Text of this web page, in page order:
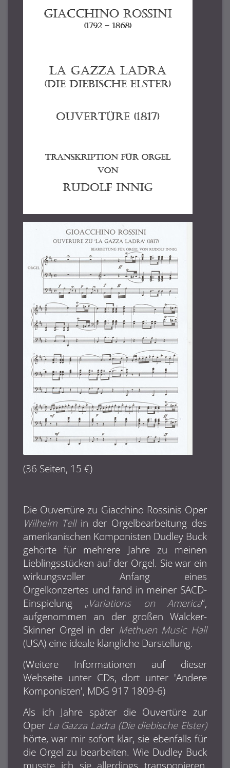
(36 Seiten, 15 €)
Die Ouvertüre zu Giacchino Rossinis Oper
Wilhelm Tellin der Orgelbearbeitung des
amerikanischen Komponisten Dudley Buck
gehörte für mehrere Jahre zu meinen
Lieblingsstücken auf der Orgel. Sie war ein
wirkungsvoller Anfang eines
Orgelkonzertes und fand in meiner SACD-
Einspielung „Variations on America“,
aufgenommen an der großen Walcker-
Skinner Orgel in der Methuen Music Hall
(USA) eine ideale klangliche Darstellung.
(Weitere Informationen auf dieser
Webseite unter CDs, dort unter 'Andere
Komponisten', MDG 917 1809-6)
Als ich Jahre später die Ouvertüre zur
Oper La Gazza Ladra (Die diebische Elster)
hörte, war mir sofort klar, sie ebenfalls für
die Orgel zu bearbeiten. Wie Dudley Buck
musste ich sie allerdings transponieren,